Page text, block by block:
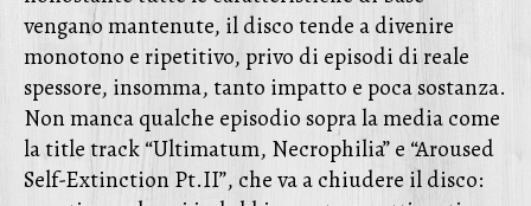
vengano mantenute, il disco tende a divenire
monotono e ripetitivo, privo di episodi di reale
spessore, insomma, tanto impatto e poca sostanza.
Non manca qualche episodio sopra la media come
la title track “Ultimatum, Necrophilia” e “Aroused
Self-Extinction Pt.II”, che va a chiudere il disco: